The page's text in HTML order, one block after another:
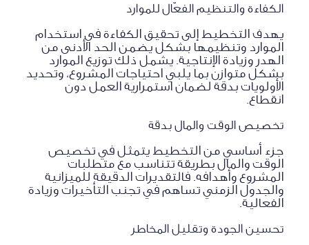
الكفاءة والتنظيم الفعّال للموارد
يهدف التخطيط إلى تحقيق الكفاءة في استخدام
الموارد وتنظيمها بشكل يضمن الحد الأدنى من
الهدر وزيادة الإنتاجية. يشمل ذلك توزيع الموارد
بشكل متوازن بما يلبي احتياجات المشروع، وتحديد
الأولويات بدقة لضمان استمرارية العمل دون
انقطاع.
تخصيص الوقت والمال بدقة
جزء أساسي من التخطيط يتمثل في تخصيص
الوقت والمال بطريقة تتناسب مع متطلبات
المشروع وأهدافه. فالتقديرات الدقيقة للميزانية
والجدول الزمني تساهم في تجنب التأخيرات وزيادة
الفعالية.
تحسين الجودة وتقليل المخاطر